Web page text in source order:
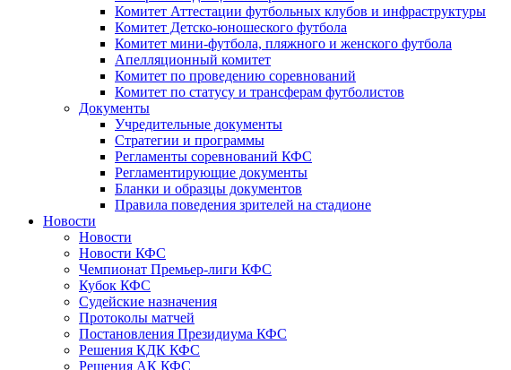
Комитет Аттестации футбольных клубов и инфраструктуры
Комитет Детско-юношеского футбола
Комитет мини-футбола, пляжного и женского футбола
Апелляционный комитет
Комитет по проведению соревнований
Комитет по статусу и трансферам футболистов
Документы
Учредительные документы
Стратегии и программы
Регламенты соревнований КФС
Регламентирующие документы
Бланки и образцы документов
Правила поведения зрителей на стадионе
Новости
Новости
Новости КФС
Чемпионат Премьер-лиги КФС
Кубок КФС
Судейские назначения
Протоколы матчей
Постановления Президиума КФС
Решения КДК КФС
Решения АК КФС